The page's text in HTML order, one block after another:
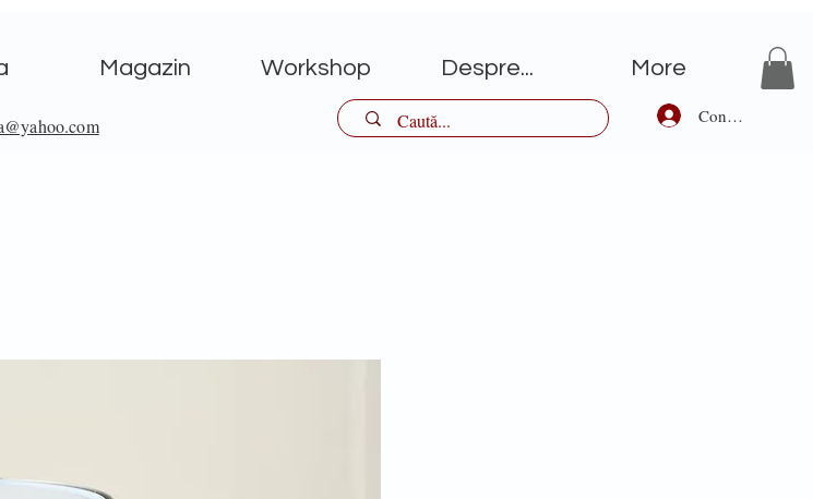
Magazin Workshop Despre... More
Conectează-te